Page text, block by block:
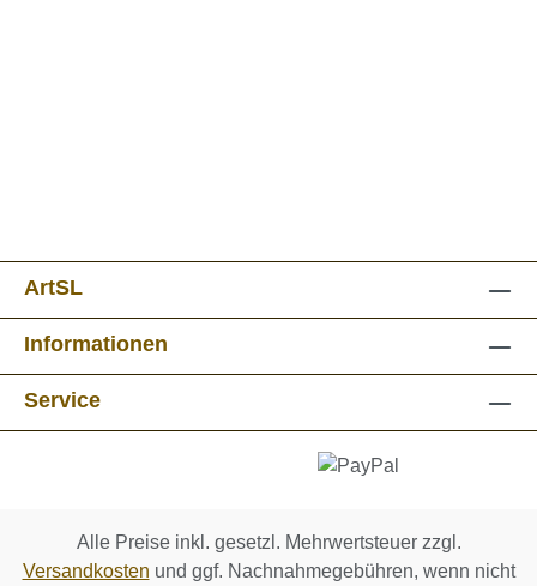
ArtSL
Informationen
Service
Alle Preise inkl. gesetzl. Mehrwertsteuer zzgl.
Versandkosten und ggf. Nachnahmegebühren, wenn nicht